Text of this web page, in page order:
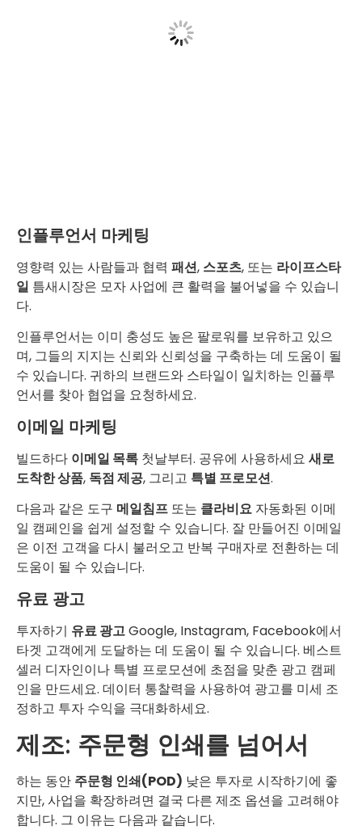
인플루언서 마케팅
영향력 있는 사람들과 협력 패션, 스포츠, 또는 라이프스타
일 틈새시장은 모자 사업에 큰 활력을 불어넣을 수 있습니
다.
인플루언서는 이미 충성도 높은 팔로워를 보유하고 있으
며, 그들의 지지는 신뢰와 신뢰성을 구축하는 데 도움이 될
수 있습니다. 귀하의 브랜드와 스타일이 일치하는 인플루
언서를 찾아 협업을 요청하세요.
이메일 마케팅
빌드하다 이메일 목록 첫날부터. 공유에 사용하세요 새로
도착한 상품, 독점 제공, 그리고 특별 프로모션.
다음과 같은 도구 메일침프 또는 클라비요 자동화된 이메
일 캠페인을 쉽게 설정할 수 있습니다. 잘 만들어진 이메일
은 이전 고객을 다시 불러오고 반복 구매자로 전환하는 데
도움이 될 수 있습니다.
유료 광고
투자하기 유료 광고Google, Instagram, Facebook에서
타겟 고객에게 도달하는 데 도움이 될 수 있습니다. 베스트
셀러 디자인이나 특별 프로모션에 초점을 맞춘 광고 캠페
인을 만드세요. 데이터 통찰력을 사용하여 광고를 미세 조
정하고 투자 수익을 극대화하세요.
제조: 주문형 인쇄를 넘어서
하는 동안 주문형 인쇄(POD) 낮은 투자로 시작하기에 좋
지만, 사업을 확장하려면 결국 다른 제조 옵션을 고려해야
합니다. 그 이유는 다음과 같습니다.